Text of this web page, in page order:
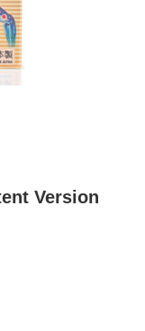
Version